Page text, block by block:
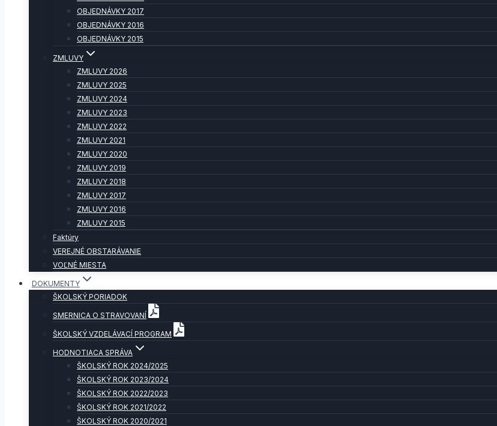
OBJEDNÁVKY 2017
OBJEDNÁVKY 2016
OBJEDNÁVKY 2015
ZMLUVY
ZMLUVY 2026
ZMLUVY 2025
ZMLUVY 2024
ZMLUVY 2023
ZMLUVY 2022
ZMLUVY 2021
ZMLUVY 2020
ZMLUVY 2019
ZMLUVY 2018
ZMLUVY 2017
ZMLUVY 2016
ZMLUVY 2015
Faktúry
VEREJNÉ OBSTARÁVANIE
VOĽNÉ MIESTA
DOKUMENTY
ŠKOLSKÝ PORIADOK
SMERNICA O STRAVOVANÍ
ŠKOLSKÝ VZDELÁVACÍ PROGRAM
HODNOTIACA SPRÁVA
ŠKOLSKÝ ROK 2024/2025
ŠKOLSKÝ ROK 2023/2024
ŠKOLSKÝ ROK 2022/2023
ŠKOLSKÝ ROK 2021/2022
ŠKOLSKÝ ROK 2020/2021